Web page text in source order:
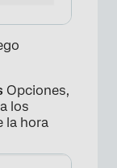
Opciones,
los
la hora